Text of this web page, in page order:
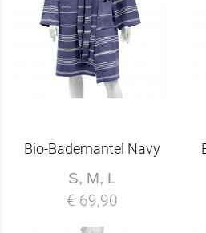
Bio-Bademantel Navy
S, M, L
€ 69,90